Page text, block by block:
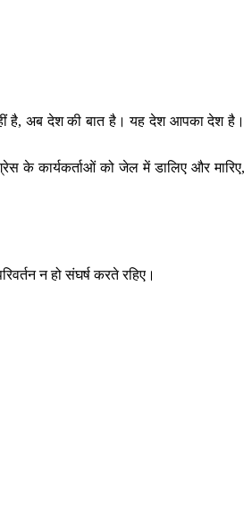
है, अब देश की बात है। यह देश आपका देश है।
के कार्यकर्ताओं को जेल में डालिए और मारिए,
न हो संघर्ष करते रहिए।